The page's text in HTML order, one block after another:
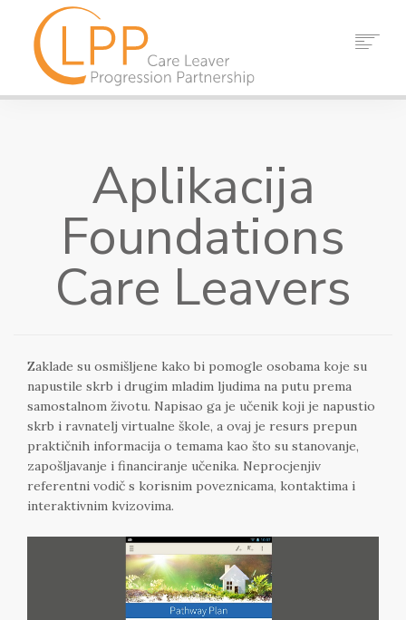
KONTAKT
Aplikacija
Foundations
Care Leavers
Zaklade su osmišljene kako bi pomogle osobama koje su
napustile skrb i drugim mladim ljudima na putu prema
samostalnom životu. Napisao ga je učenik koji je napustio
skrb i ravnatelj virtualne škole, a ovaj je resurs prepun
praktičnih informacija o temama kao što su stanovanje,
zapošljavanje i financiranje učenika. Neprocjenjiv
referentni vodič s korisnim poveznicama, kontaktima i
interaktivnim kvizovima.